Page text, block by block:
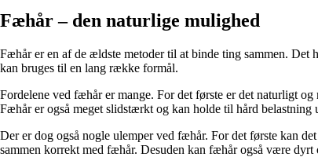
Fæhår – den naturlige mulighed
Fæhår er en af de ældste metoder til at binde ting sammen.
kan bruges til en lang række formål.
Fordelene ved fæhår er mange. For det første er det naturligt
Fæhår er også meget slidstærkt og kan holde til hård belastning
Der er dog også nogle ulemper ved fæhår. For det første kan
sammen korrekt med fæhår. Desuden kan fæhår også være